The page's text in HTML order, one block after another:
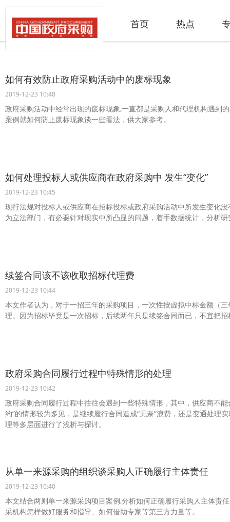
首页 热点
如何有效防止政府采购活动中的废标现象
2019-12-23 10:48
政府采购活动中经常出现的废标现象,一直都是采购人和代理机构遇到
案例就如何防止废标现象谈一些看法，供大家参考。
如何处理投标人或供应商在政府采购中 发生“变化”
2019-12-23 10:45
现行法规对投标人或供应商在招标投标或政府采购活动中所发生变化
为立法部门，有必要针对现实中所凸显的问题，着手数据统计，分析
续签合同该不该收取招标代理费
2019-12-23 10:44
本文作者认为，对于一招三年的采购项目，一次性按虚拟中标金额（
理。因为招标毕竟是一次招标，后续两年只是续签合同而已，不宜把
政府采购合同履行过程中特殊情形的处理
2019-12-23 10:42
政府采购合同履行过程中往往会遇到一些特殊情形，其中，供应商不
约”的情形较为多见，是继续履行合同造成“无奈”浪费，还是变通处理
理等多层面进行了浅析与探讨。
从单一来源采购的组织谈采购人正确履行主体责任
2019-12-23 10:40
本文结合两则单一来源采购项目案例,分析如何正确履行采购人主体责
采机构怎样做好服务和指导、如何借助专家等第三方力量等。